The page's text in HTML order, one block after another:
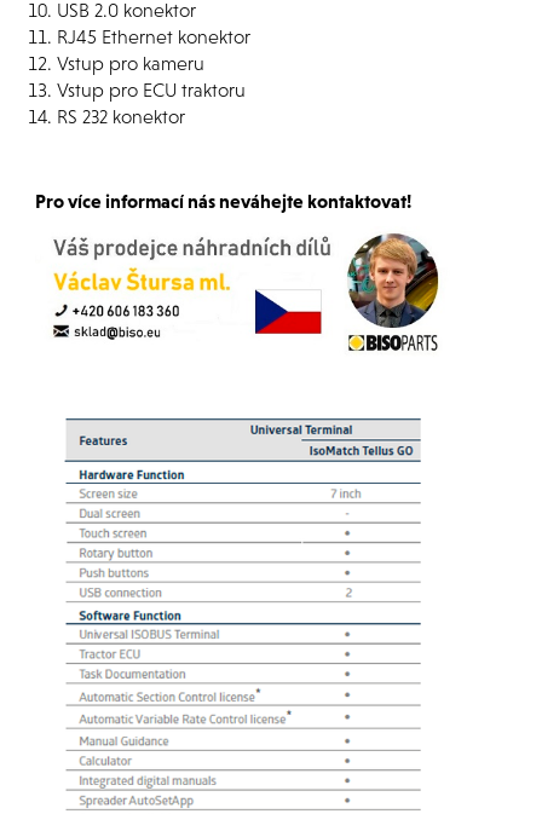
USB 2.0 konektor
RJ45 Ethernet konektor
Vstup pro kameru
Vstup pro ECU traktoru
RS 232 konektor
Pro více informací nás neváhejte kontaktovat!